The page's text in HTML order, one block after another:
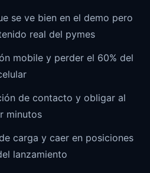
se ve bien en el demo pero
real del pymes
mobile y perder el 60% del
de contacto y obligar al
minutos
carga y caer en posiciones
lanzamiento